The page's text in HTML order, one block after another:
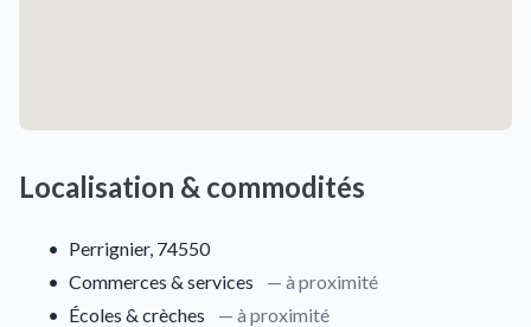
Localisation & commodités
• Perrignier, 74550
• Commerces & services
— à proximité
• Écoles & crèches
— à proximité